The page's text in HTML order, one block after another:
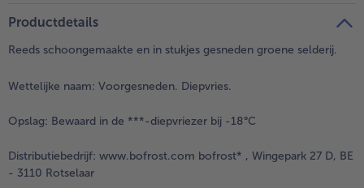
Productdetails
Reeds schoongemaakte en in stukjes gesneden groene selderij.
Wettelijke naam: Voorgesneden. Diepvries.
Opslag: Bewaard in de ***-diepvriezer bij -18°C
Distributiebedrijf: www.bofrost.com bofrost* , Wingepark 27 D, BE
- 3110 Rotselaar